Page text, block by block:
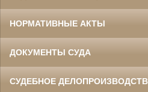
НОРМАТИВНЫЕ АКТЫ
ДОКУМЕНТЫ СУДА
СУДЕБНОЕ